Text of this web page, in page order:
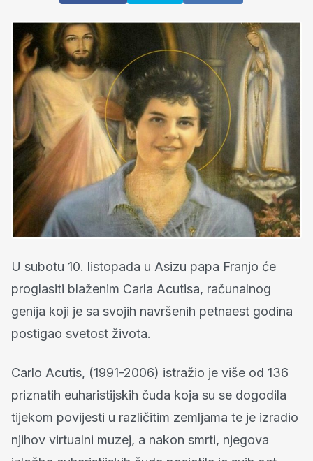
U subotu 10. listopada u Asizu papa Franjo će
proglasiti blaženim Carla Acutisa, računalnog
genija koji je sa svojih navršenih petnaest godina
postigao svetost života.
Carlo Acutis, (1991-2006) istražio je više od 136
priznatih euharistijskih čuda koja su se dogodila
tijekom povijesti u različitim zemljama te je izradio
njihov virtualni muzej, a nakon smrti, njegova